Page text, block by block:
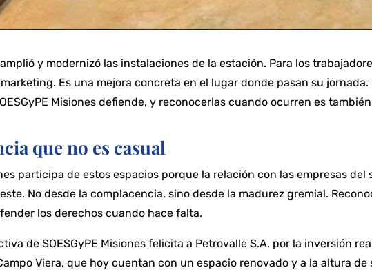
y modernizó las instalaciones de la estación. Para los
Es una mejora concreta en el lugar donde pasan su
Misiones defiende, y reconocerlas cuando ocurren es
que no es casual
participa de estos espacios porque la relación con las empresas
No desde la complacencia, sino desde la madurez gremial.
los derechos cuando hace falta.
de SOESGyPE Misiones felicita a Petrovalle S.A. por la inversión
Viera, que hoy cuentan con un espacio renovado y a la altura de